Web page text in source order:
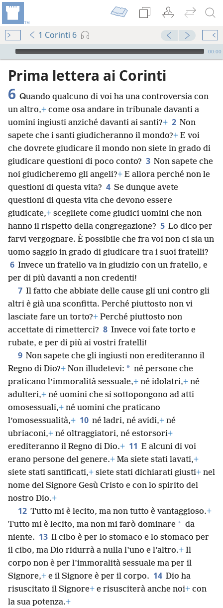
1 Corinti 6
Audio Player
00:00
Prima lettera ai Corinti
6 Quando qualcuno di voi ha una controversia con
un altro,+ come osa andare in tribunale davanti a
uomini ingiusti anziché davanti ai santi?+ 2 Non
sapete che i santi giudicheranno il mondo?+ E voi
che dovrete giudicare il mondo non siete in grado di
giudicare questioni di poco conto? 3 Non sapete che
noi giudicheremo gli angeli?+ E allora perché non le
questioni di questa vita? 4 Se dunque avete
questioni di questa vita che devono essere
giudicate,+ scegliete come giudici uomini che non
hanno il rispetto della congregazione? 5 Lo dico per
farvi vergognare. È possibile che fra voi non ci sia un
uomo saggio in grado di giudicare tra i suoi fratelli?
6 Invece un fratello va in giudizio con un fratello, e
per di più davanti a non credenti!
7 Il fatto che abbiate delle cause gli uni contro gli
altri è già una sconfitta. Perché piuttosto non vi
lasciate fare un torto?+ Perché piuttosto non
accettate di rimetterci? 8 Invece voi fate torto e
rubate, e per di più ai vostri fratelli!
9 Non sapete che gli ingiusti non erediteranno il
Regno di Dio?+ Non illudetevi: * né persone che
praticano l’immoralità sessuale,+ né idolatri,+ né
adulteri,+ né uomini che si sottopongono ad atti
omosessuali,+ né uomini che praticano
l’omosessualità,+ 10 né ladri, né avidi,+ né
ubriaconi,+ né oltraggiatori, né estorsori+
erediteranno il Regno di Dio.+ 11 E alcuni di voi
erano persone del genere.+ Ma siete stati lavati,+
siete stati santificati,+ siete stati dichiarati giusti+ nel
nome del Signore Gesù Cristo e con lo spirito del
nostro Dio.+
12 Tutto mi è lecito, ma non tutto è vantaggioso.+
Tutto mi è lecito, ma non mi farò dominare * da
niente. 13 Il cibo è per lo stomaco e lo stomaco per
il cibo, ma Dio ridurrà a nulla l’uno e l’altro.+ Il
corpo non è per l’immoralità sessuale ma per il
Signore,+ e il Signore è per il corpo. 14 Dio ha
risuscitato il Signore+ e risusciterà anche noi+ con
la sua potenza.+